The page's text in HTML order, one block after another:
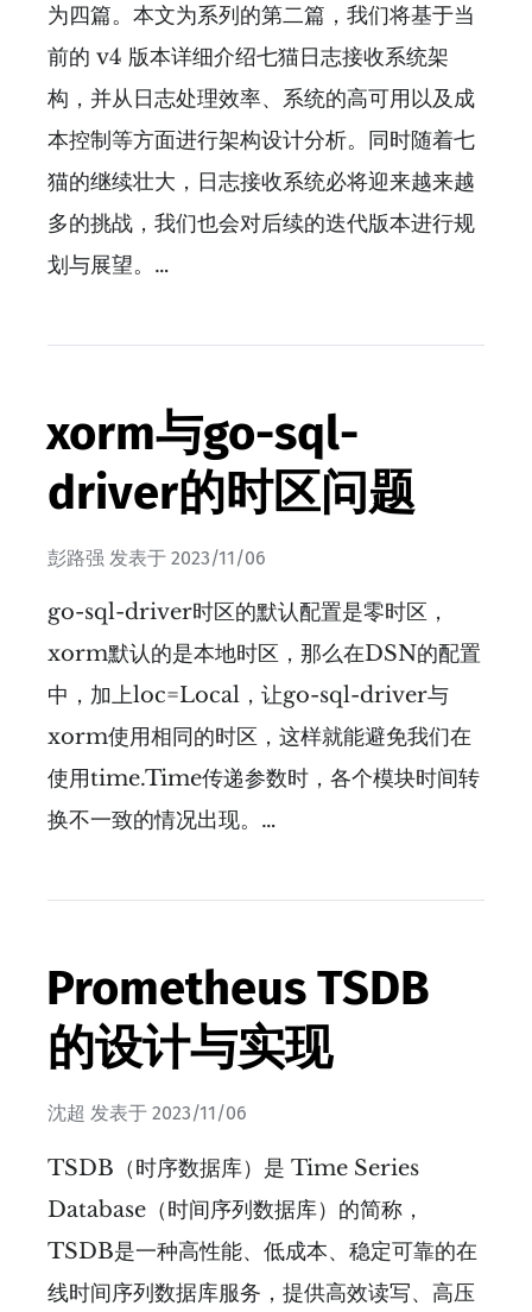
为四篇。本文为系列的第二篇，我们将基于当
前的 v4 版本详细介绍七猫日志接收系统架
构，并从日志处理效率、系统的高可用以及成
本控制等方面进行架构设计分析。同时随着七
猫的继续壮大，日志接收系统必将迎来越来越
多的挑战，我们也会对后续的迭代版本进行规
划与展望。…
xorm与go-sql-
driver的时区问题
彭路强 发表于 2023/11/06
go-sql-driver时区的默认配置是零时区，
xorm默认的是本地时区，那么在DSN的配置
中，加上loc=Local，让go-sql-driver与
xorm使用相同的时区，这样就能避免我们在
使用time.Time传递参数时，各个模块时间转
换不一致的情况出现。…
Prometheus TSDB
的设计与实现
沈超 发表于 2023/11/06
TSDB（时序数据库）是 Time Series
Database（时间序列数据库）的简称，
TSDB是一种高性能、低成本、稳定可靠的在
线时间序列数据库服务，提供高效读写、高压